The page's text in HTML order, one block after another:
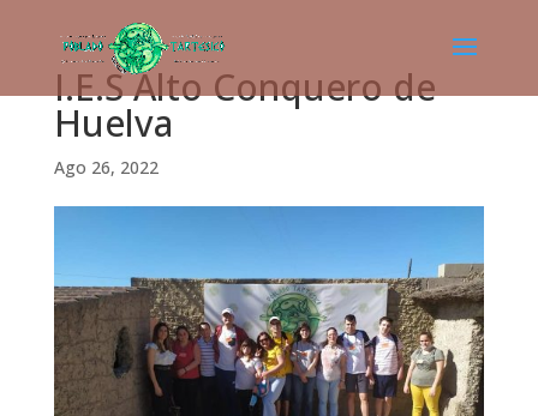
I.E.S Alto Conquero de
Huelva
Ago 26, 2022